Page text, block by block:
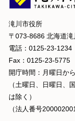
滝川市役所
〒073-8686 北海道
電話：0125-23-1234
Fax：0125-23-5775
開庁時間：月曜日か
（土曜日、日曜日、
は除く）
（法人番号